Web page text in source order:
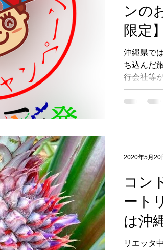
ンの
限定】
沖縄県で
ち込んだ
行会社等
いて 1人
ンペーン
コン
ート
は沖
大自
リエッタ
2020年5月20